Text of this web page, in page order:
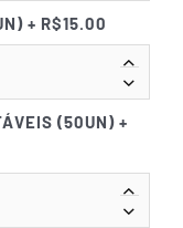
+ R$15.00
(50UN) +